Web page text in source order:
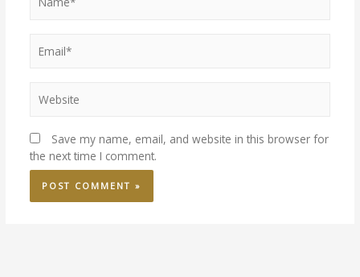
Save my name, email, and website in this browser for
the next time I comment.